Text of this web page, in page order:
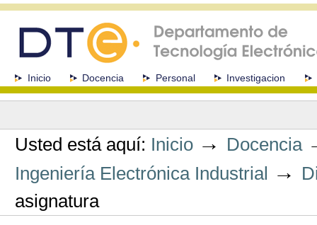
navegación
SeccionesInicio Docencia Personal Investigacion
Herramientas
Usted está aquí: Inicio → Docencia
Ingeniería Electrónica Industrial →
asignatura